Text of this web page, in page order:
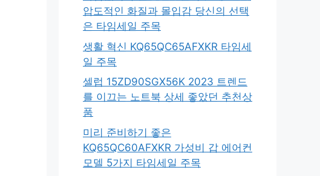
압도적인 화질과 몰입감 당신의 선택
은 타임세일 주목
생활 혁신 KQ65QC65AFXKR 타임세
일 주목
셀럽 15ZD90SGX56K 2023 트렌드
를 이끄는 노트북 상세 좋았던 추천상
품
미리 준비하기 좋은
KQ65QC60AFXKR 가성비 갑 에어컨
모델 5가지 타임세일 주목